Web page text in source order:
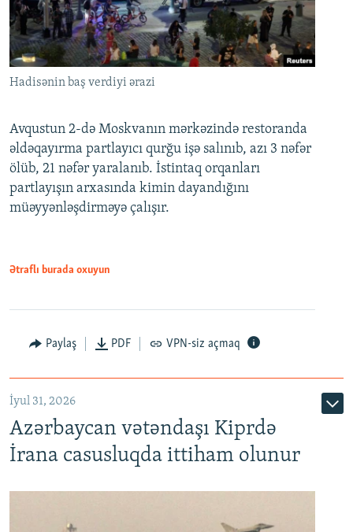
Hadisənin baş verdiyi ərazi
Avqustun 2-də Moskvanın mərkəzində restoranda
əldəqayırma partlayıcı qurğu işə salınıb, azı 3 nəfər
ölüb, 21 nəfər yaralanıb. İstintaq orqanları
partlayışın arxasında kimin dayandığını
müəyyənləşdirməyə çalışır.
Ətraflı burada oxuyun
Paylaş PDF VPN-siz açmaq
İyul 31, 2026
Azərbaycan vətəndaşı Kiprdə
İrana casusluqda ittiham olunur